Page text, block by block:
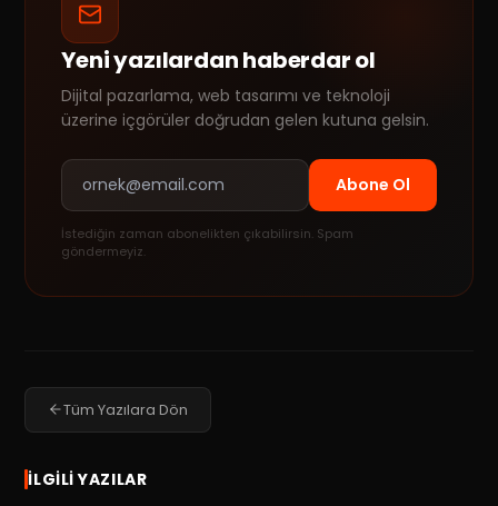
Yeni yazılardan haberdar ol
Dijital pazarlama, web tasarımı ve teknoloji
üzerine içgörüler doğrudan gelen kutuna gelsin.
Abone Ol
İstediğin zaman abonelikten çıkabilirsin. Spam
göndermeyiz.
Tüm Yazılara Dön
İLGILI YAZILAR